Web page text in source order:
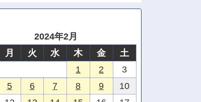
2024年2月
月 火 水 木 金
土
1
2
3
5 6 7 8 9
10